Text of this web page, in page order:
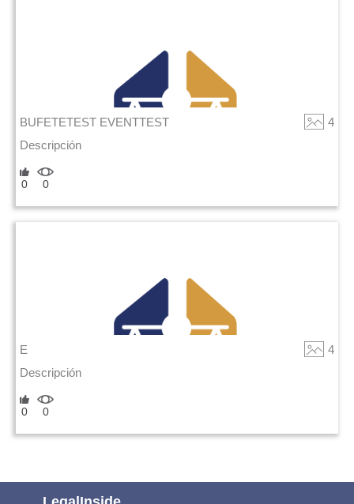
BUFETETEST EVENTTEST
4
Descripción
0 0
E
4
Descripción
0 0